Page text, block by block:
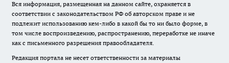
Вся информация, размещенная на данном сайте, охраняется в
соответствии с законодательством РФ об авторском праве и не
подлежит использованию кем-либо в какой бы то ни было форме, в
том числе воспроизведению, распространению, переработке не иначе
как с письменного разрешения правообладателя.
Редакция портала не несет ответственности за материалы